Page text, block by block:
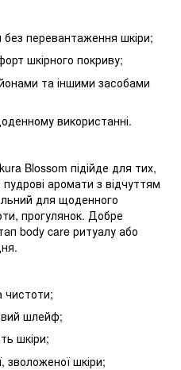
без перевантаження шкіри;
шкірного покриву;
та іншими засобами
використанні.
Blossom підійде для тих,
пудрові аромати з відчуттям
для щоденного
прогулянок. Добре
body care ритуалу або
чистоти;
шлейф;
шкіри;
зволоженої шкіри;